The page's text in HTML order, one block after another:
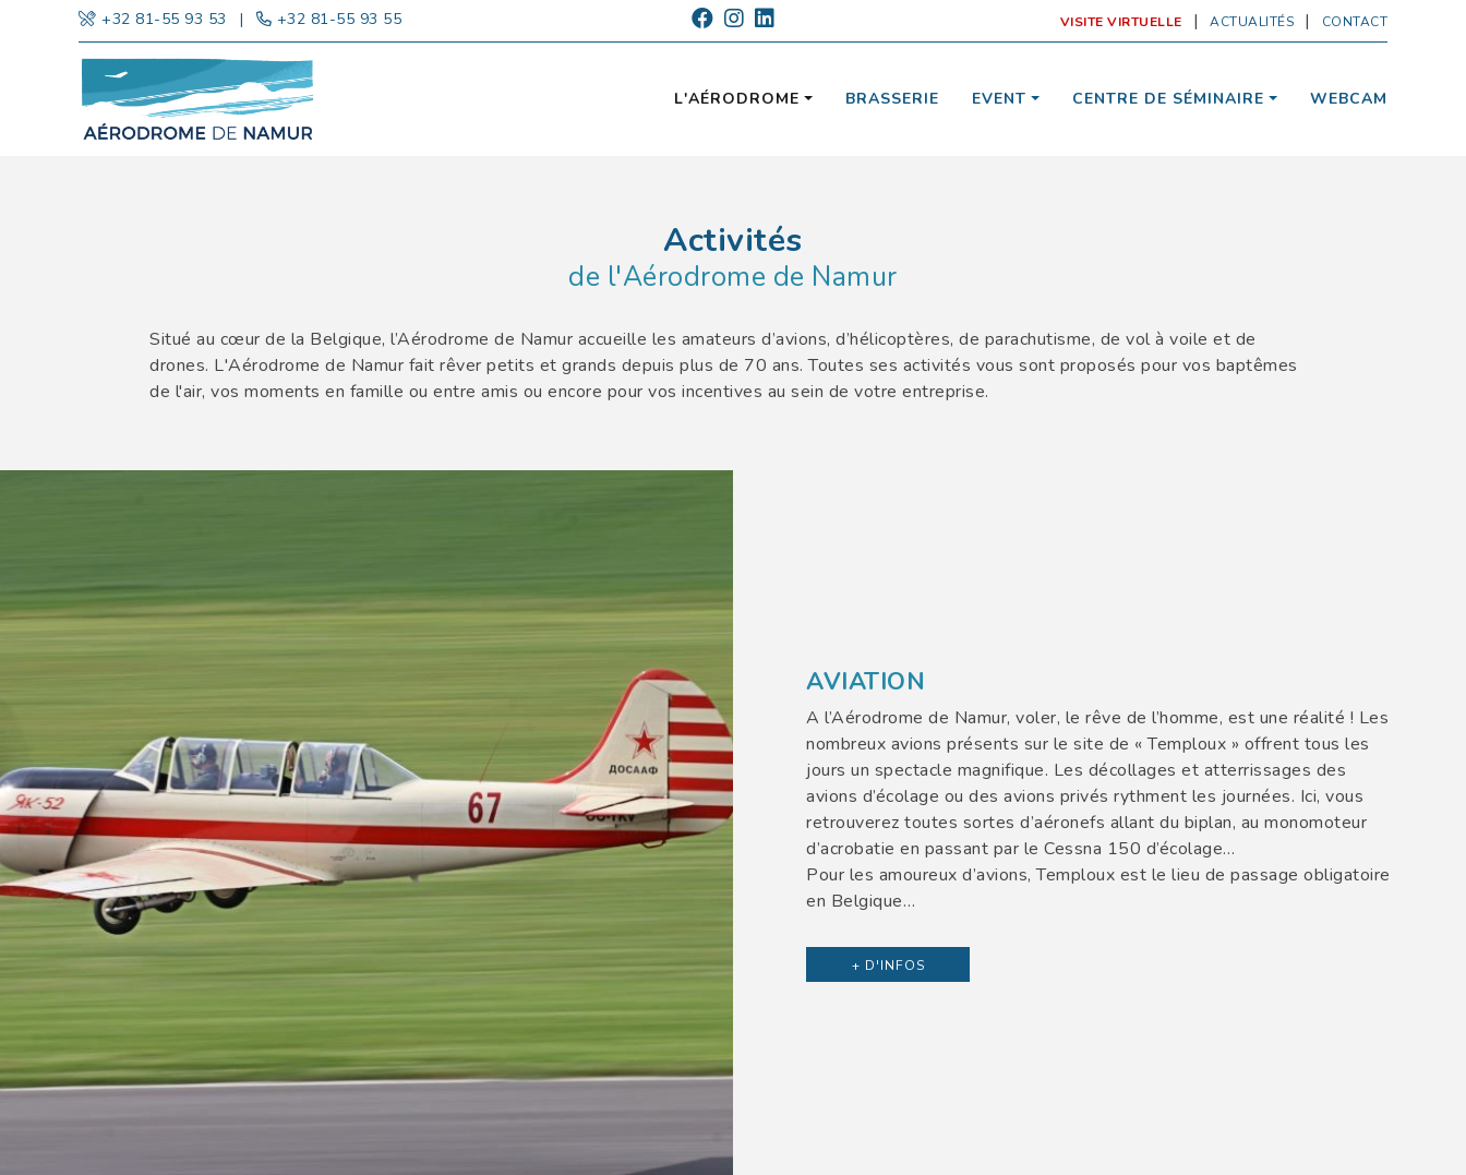
+32 81-55 93 53 | +32 81-55 93 55 VISITE VIRTUELLE ACTUALITÉS CONTACT
L'AÉRODROME BRASSERIE EVENT CENTRE DE SÉMINAIRE WEBCAM
Activités
de l'Aérodrome de Namur
Situé au cœur de la Belgique, l’Aérodrome de Namur accueille les amateurs d’avions, d’hélicoptères, de parachutisme, de vol à voile et de
drones. L'Aérodrome de Namur fait rêver petits et grands depuis plus de 70 ans. Toutes ses activités vous sont proposés pour vos baptêmes
de l'air, vos moments en famille ou entre amis ou encore pour vos incentives au sein de votre entreprise.
AVIATION
A l’Aérodrome de Namur, voler, le rêve de l’homme, est une réalité ! Les
nombreux avions présents sur le site de « Temploux » offrent tous les
jours un spectacle magnifique. Les décollages et atterrissages des
avions d’écolage ou des avions privés rythment les journées. Ici, vous
retrouverez toutes sortes d’aéronefs allant du biplan, au monomoteur
d’acrobatie en passant par le Cessna 150 d’écolage…
Pour les amoureux d’avions, Temploux est le lieu de passage obligatoire
en Belgique…
+ D'INFOS